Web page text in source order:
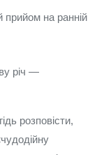
прийом на ранній
річ —
розповісти,